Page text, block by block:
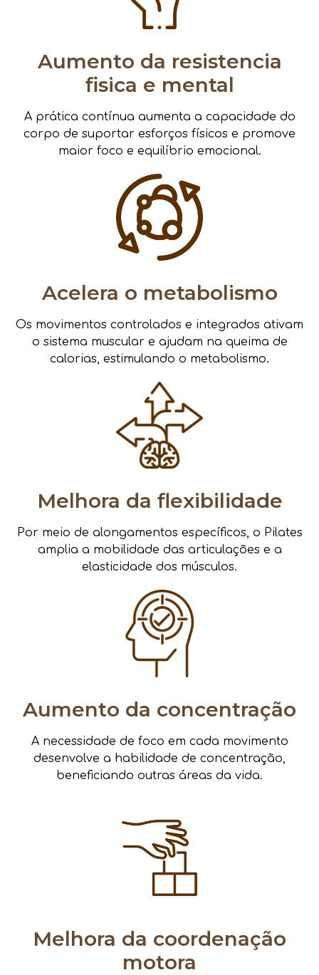
Aumento da resistencia
fisica e mental
A prática contínua aumenta a capacidade do
corpo de suportar esforços físicos e promove
maior foco e equilíbrio emocional.
Acelera o metabolismo
Os movimentos controlados e integrados ativam
o sistema muscular e ajudam na queima de
calorias, estimulando o metabolismo.
Melhora da flexibilidade
Por meio de alongamentos específicos, o Pilates
amplia a mobilidade das articulações e a
elasticidade dos músculos.
Aumento da concentração
A necessidade de foco em cada movimento
desenvolve a habilidade de concentração,
beneficiando outras áreas da vida.
Melhora da coordenação
motora